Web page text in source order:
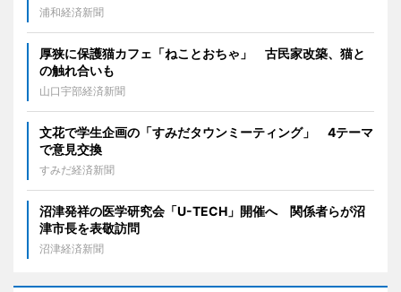
浦和経済新聞
厚狭に保護猫カフェ「ねことおちゃ」 古民家改築、猫と
の触れ合いも
山口宇部経済新聞
文花で学生企画の「すみだタウンミーティング」 4テーマ
で意見交換
すみだ経済新聞
沼津発祥の医学研究会「U-TECH」開催へ 関係者らが沼
津市長を表敬訪問
沼津経済新聞